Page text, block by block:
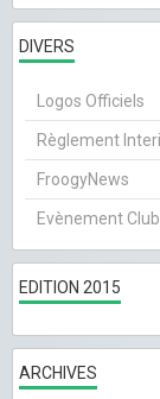
DIVERS
Logos Officiels
Règlement
FroogyNews
Evènement Club
EDITION 2015
ARCHIVES